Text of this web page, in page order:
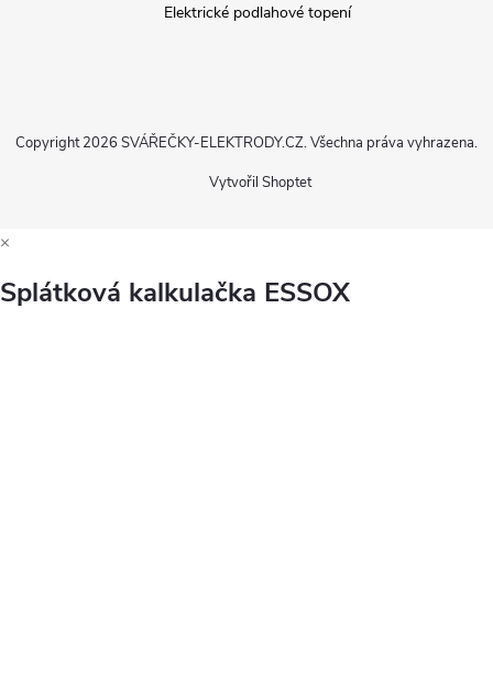
Elektrické podlahové topení
Vytvořil Shoptet
Copyright 2026 SVÁŘEČKY-ELEKTRODY.CZ. Všechna práva vyhrazena.
×
Splátková kalkulačka ESSOX